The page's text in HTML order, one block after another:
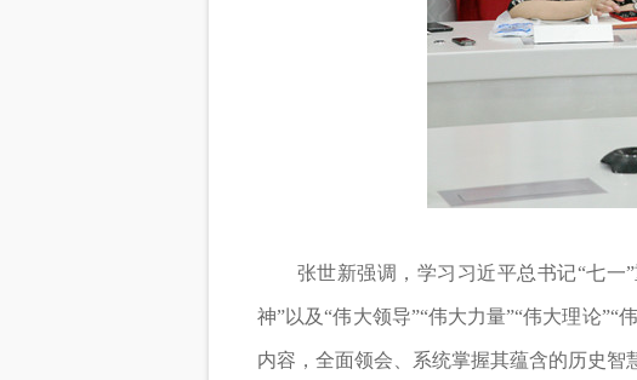
张世新强调，学习习近平总书记“七一”
神”以及“伟大领导”“伟大力量”“伟大理论”“
内容，全面领会、系统掌握其蕴含的历史智